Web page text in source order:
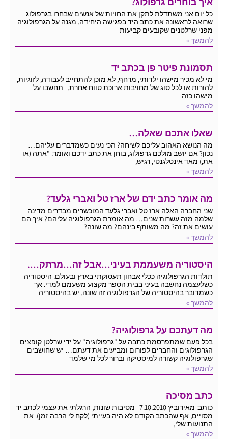
כל יום אני משתדלת לתקן את החויות של אנשים שבחרו בגרפולוג
שרואה לראשונה את כתב היד בפגישה היחידה. מגנה על הגרפולוגיה
מפני שרלטנים שקובעים קביעות
להמשך »
תסמונת פיטר פן בכתב יד
מי לא מכיר מישהו ילדותי, מרחף, לא מוכן להתחייב לעבודה, לזוגיות,
להורות או לכל סוג של מחויבות ארוכת טווח אחרת. תחשבו על
מישהו כזה
להמשך »
שאלו אתכם שאלה…
מה הנושא האהוב עליכם לשיחה? הכי נעים כשמדברים עליהם…
נכון? אם יושב מולכם גרפולוג, בוחן את כתב ידכם ואומר: "אתה (או
את,) מאד אינטלגנטי, רגיש,
להמשך »
מה אומר כתב ידם של ארז טל ואברי גלעד?
שני החברה האלה ארז טל ואברי גלעד המוכשרים מבדרים מדינה
שלמה מזה עשרות שנים… מה אומרת הגרפולוגיה עליהם? איך הם
עושים את זה? מה משותף בינהם? מה שונה?
להמשך »
היסטוריה משעממת בעיני…אבל זה…מרתק….
תולדות הגרפולוגיה ככלי אבחון תעסוקתי בארץ ובעולם. היסטוריה
כשלעצמה נחשבה בעיני בבית הספר מקצוע משעמם למדי. אך
כשמדובר בהיסטוריה של הגרפולוגיה זה שונה. יש בהיסטוריה
להמשך »
מה דעתכם על גרפולוגיה?
בכל פעם שמתפרסמת כתבה על "גרפולוגיה" על ידי שרלטן קופצים
הגרפולוגים והחברים לפורום ומביעים את דעתם… יש שחושבים
שגרפולוגיה קשורה למיסטיקה וברור לכל מי שלמד
להמשך »
כתב מסיכה
כותב: מאירוביץ 7.10.2010 מסיבות שונות, הרגלתי את עצמי לכתב יד
מסויים, אף שהכתב הקודם לא היה בעייתי (לקח לי הרבה זמן). את
התנועות שלי,
להמשך »